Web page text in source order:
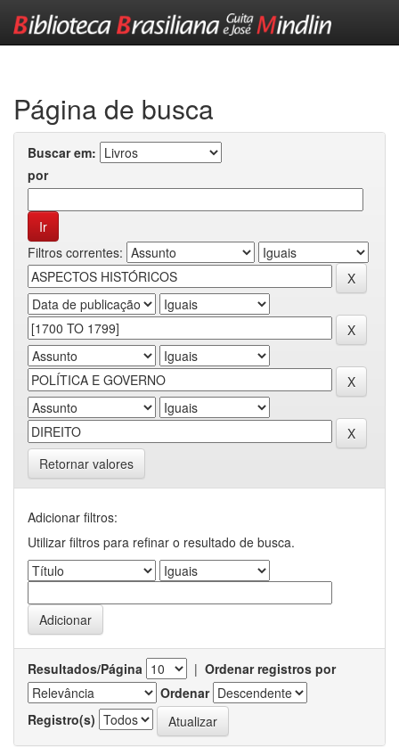
Página de busca
Buscar em:
por
Filtros correntes:
Retornar valores
Adicionar filtros:
Utilizar filtros para refinar o resultado de busca.
Resultados/Página | Ordenar registros por
Ordenar
Registro(s)